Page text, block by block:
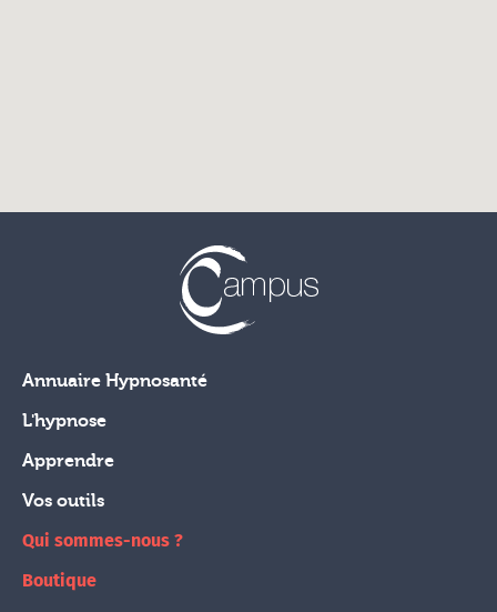
Annuaire Hypnosanté
L'hypnose
Apprendre
Vos outils
Qui sommes-nous ?
Boutique